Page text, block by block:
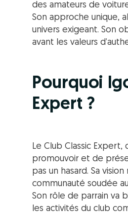
des amateurs de
Son approche unique,
univers exigeant. Son
avant les valeurs
Pourquoi
Expert ?
Le Club Classic Expert,
promouvoir et de
pas un hasard. Sa
communauté soudée
Son rôle de parrain va
les activités du club